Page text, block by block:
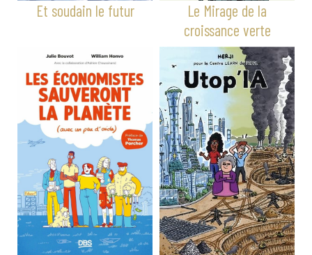
Et soudain le futur
Le Mirage de la
croissance verte